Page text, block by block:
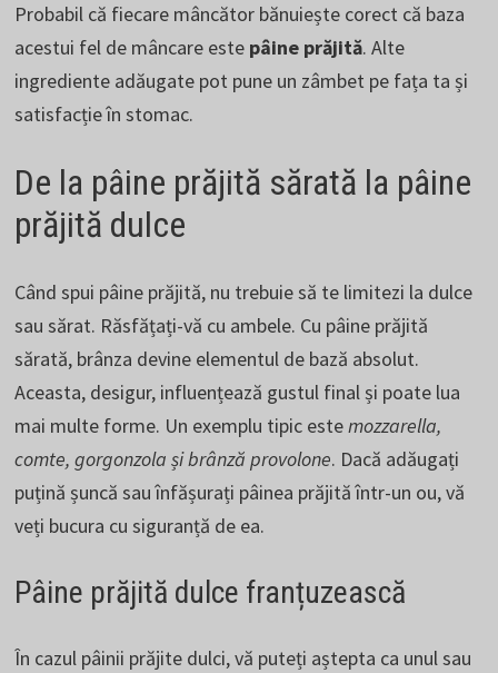
Probabil că fiecare mâncător bănuiește corect că baza
acestui fel de mâncare este pâine prăjită. Alte
ingrediente adăugate pot pune un zâmbet pe fața ta și
satisfacție în stomac.
De la pâine prăjită sărată la pâine
prăjită dulce
Când spui pâine prăjită, nu trebuie să te limitezi la dulce
sau sărat. Răsfățați-vă cu ambele. Cu pâine prăjită
sărată, brânza devine elementul de bază absolut.
Aceasta, desigur, influențează gustul final și poate lua
mai multe forme. Un exemplu tipic estemozzarella,
comte, gorgonzola și brânză provolone. Dacă adăugați
puțină șuncă sau înfășurați pâinea prăjită într-un ou, vă
veți bucura cu siguranță de ea.
Pâine prăjită dulce franțuzească
În cazul pâinii prăjite dulci, vă puteți aștepta ca unul sau